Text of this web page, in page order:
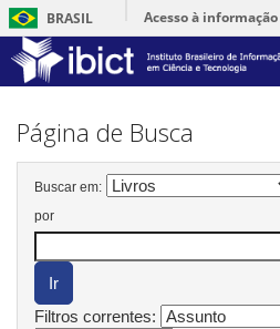
BRASIL
Acesso à informação
Skip
Página de Busca
Buscar em:
por
Filtros correntes: